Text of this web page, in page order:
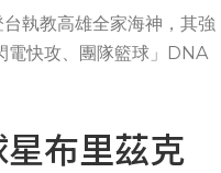
執教高雄全家海神，其強
電快攻、團隊籃球」DNA
布里茲克